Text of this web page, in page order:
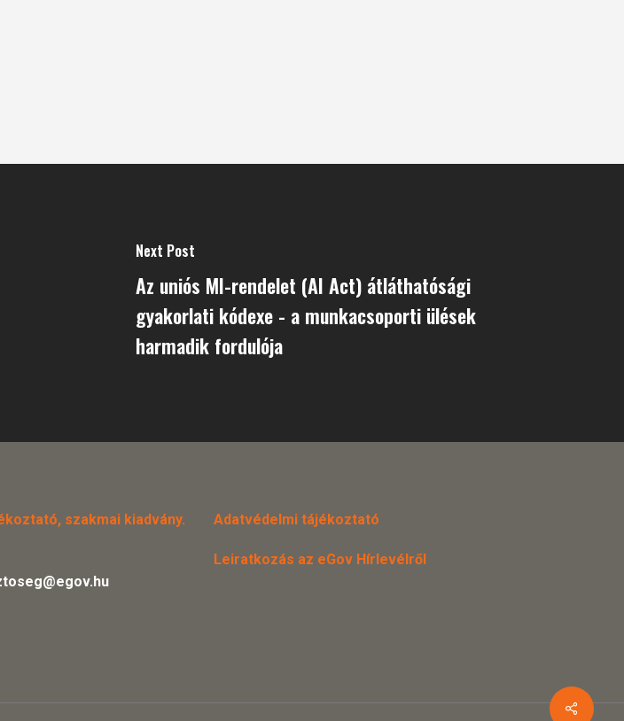
Next Post
Az uniós MI-rendelet (AI Act) átláthatósági
gyakorlati kódexe - a munkacsoporti ülések
harmadik fordulója
szakmai kiadvány.
Adatvédelmi tájékoztató
Leiratkozás az eGov Hírlevélről